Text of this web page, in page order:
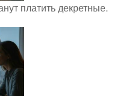
платить декретные.